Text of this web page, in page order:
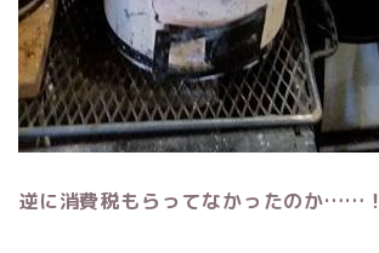
逆に消費税もらってなかったのか……！